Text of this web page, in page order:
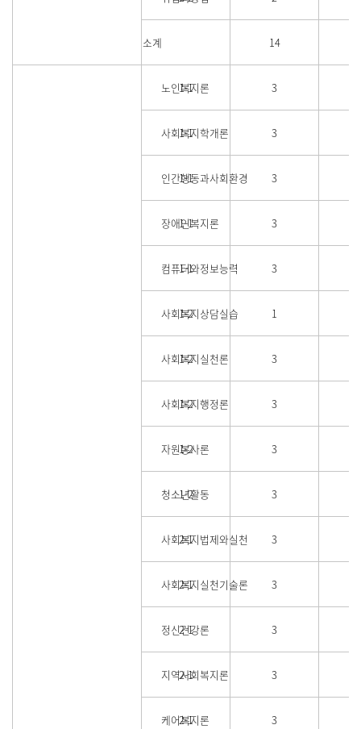
소계 14
노인복지론
1-1 3
사회복지학개론
1-1 3
인간행동과사회환경
1-1 3
장애인복지론
1-1 3
컴퓨터와정보능력
1-1 3
사회복지상담실습
1-2 1
사회복지실천론
1-2 3
사회복지행정론
1-2 3
자원봉사론
1-2 3
청소년활동
1-2 3
사회복지법제와실천
2-1 3
사회복지실천기술론
2-1 3
정신건강론
2-1 3
지역사회복지론
2-1 3
케어복지론
2-1 3